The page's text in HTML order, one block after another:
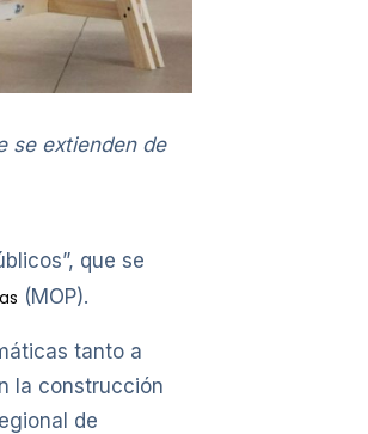
se extienden de
que se
(MOP).
tanto a
la construcción
de